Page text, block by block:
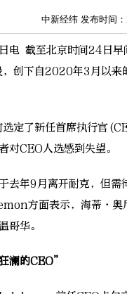
中新经纬 发布时间
截至北京时间24日早
创下自2020年3月以来
了新任首席执行官
对CEO人选感到失望。
年9月离开耐克，但需
方面表示，海蒂·奥
哥华。
的CEO”